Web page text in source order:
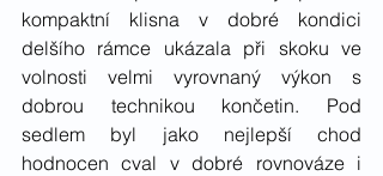
kompaktní klisna v dobré kondici
delšího rámce ukázala při skoku ve
volnosti velmi vyrovnaný výkon s
dobrou technikou končetin. Pod
sedlem byl jako nejlepší chod
hodnocen cval v dobré rovnováze i